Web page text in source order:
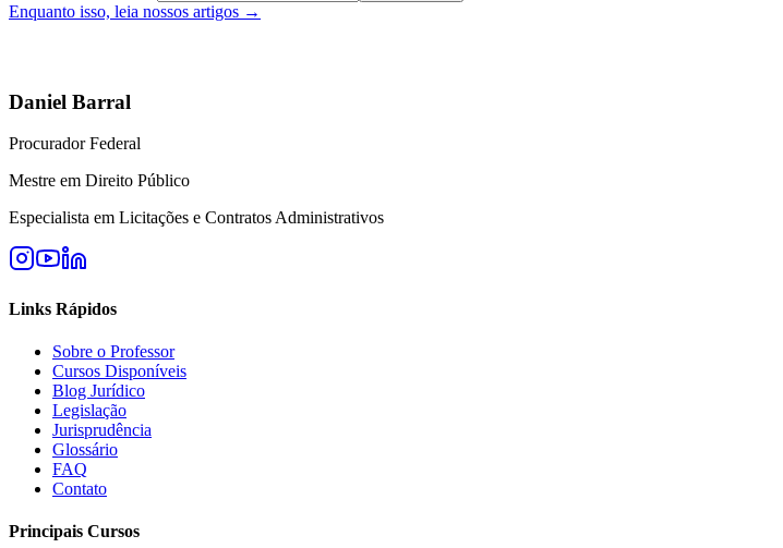
Enquanto isso, leia nossos artigos →
Daniel Barral
Procurador Federal
Mestre em Direito Público
Especialista em Licitações e Contratos Administrativos
Links Rápidos
Sobre o Professor
Cursos Disponíveis
Blog Jurídico
Legislação
Jurisprudência
Glossário
FAQ
Contato
Principais Cursos